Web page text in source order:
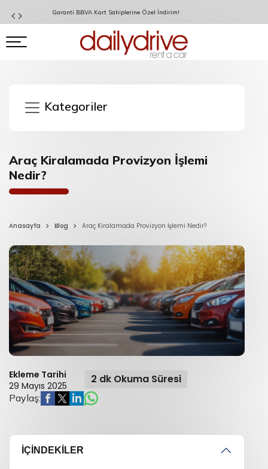
Garanti BBVA Kart Sahiplerine Özel İndirim!
Araç Kiralamada Provizyon İşlemi
Nedir?
Anasayfa Blog Araç Kiralamada Provizyon İşlemi Nedir?
Ekleme Tarihi
29 Mayıs 2025
2 dk Okuma Süresi
Paylaş:
İÇİNDEKİLER
Kategoriler